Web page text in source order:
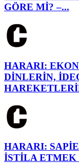
GÖRE Mİ? –...
HARARI:
DİNLERİN,
HARARI:
İSTİLA